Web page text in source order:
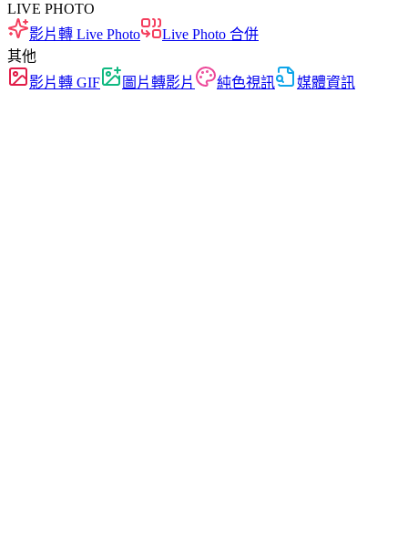
LIVE PHOTO
影片轉 Live Photo
Live Photo 合併
其他
影片轉 GIF
圖片轉影片 純色視訊 媒體資訊